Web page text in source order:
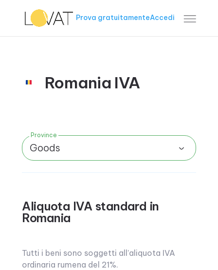
Prova gratuitamenteAccedi
Romania IVA
Province
Goods
Aliquota IVA standard in
Romania
Tutti i beni sono soggetti all’aliquota IVA
ordinaria rumena del 21%.